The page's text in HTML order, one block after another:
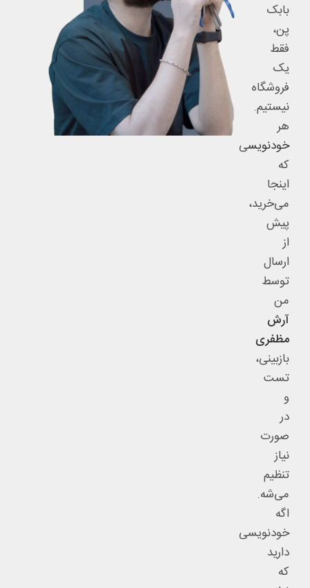
بابک
پن،
فقط
یک
فروشگاه
نیستیم.
هر
خودنویسی
که
اینجا
می‌خرید،
پیش
از
ارسال
توسط
من
آرش
مظفری
بازبینی،
تست
و
در
صورت
نیاز
تنظیم
می‌شه.
اگه
خودنویسی
دارید
که